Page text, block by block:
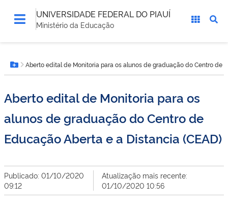
UNIVERSIDADE FEDERAL DO PIAUÍ
Ministério da Educação
está
aqui:Botão Menu
Aberto edital de Monitoria para os alunos de graduação do Centro de
Aberto edital de Monitoria para os
alunos de graduação do Centro de
Educação Aberta e a Distancia (CEAD)
Publicado: 01/10/2020
09:12
Atualização mais recente:
01/10/2020 10:56